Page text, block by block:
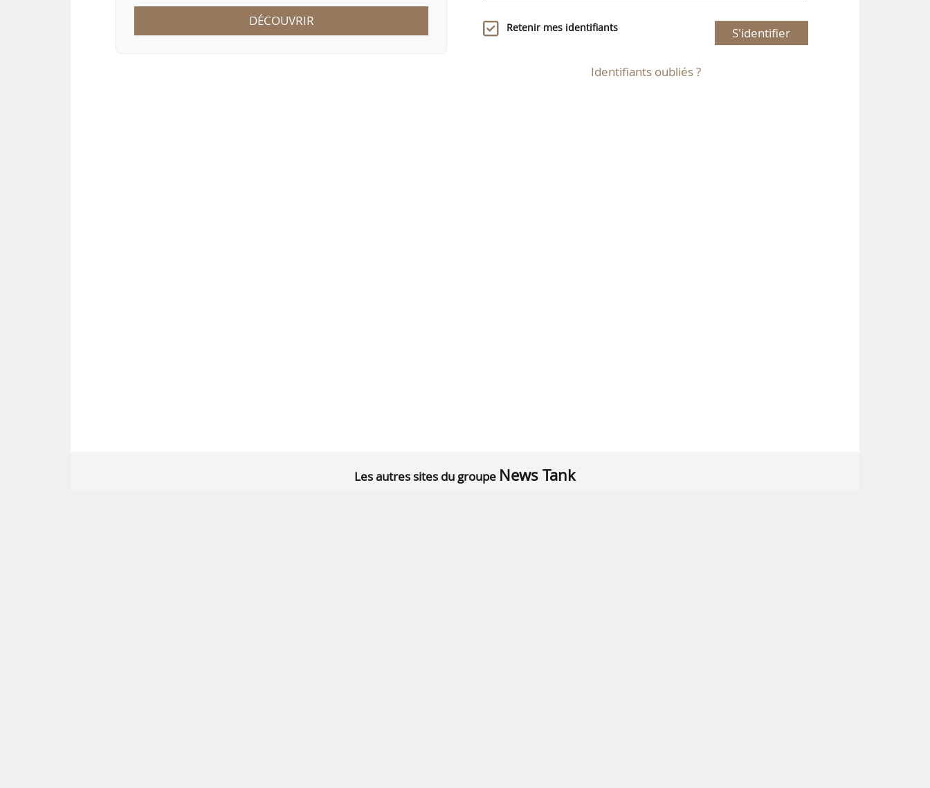
DÉCOUVRIR Retenir mes identifiants S'identifier
Identifiants oubliés ?
Les autres sites du groupe News Tank